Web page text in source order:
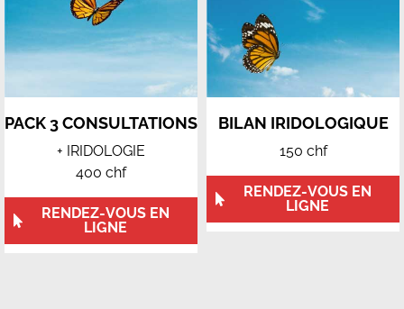
PACK 3 CONSULTATIONS
+ IRIDOLOGIE
400 chf
RENDEZ-VOUS EN
LIGNE
BILAN IRIDOLOGIQUE
150 chf
RENDEZ-VOUS EN
LIGNE